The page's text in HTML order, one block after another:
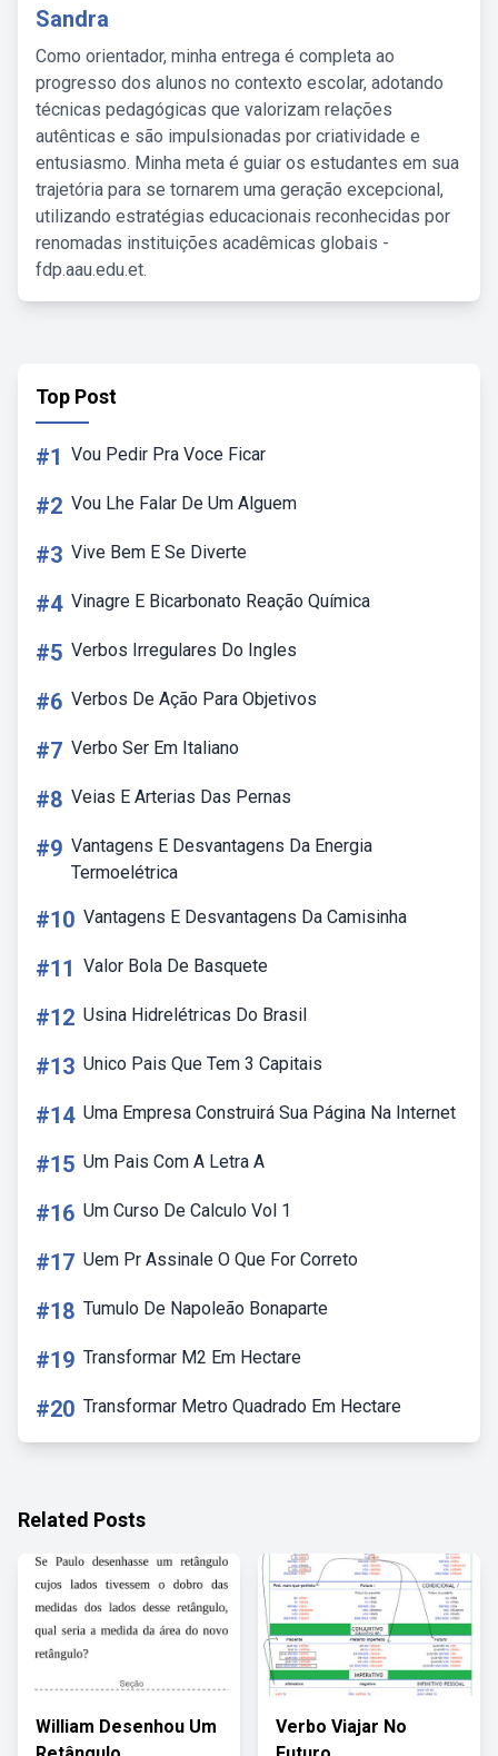
Sandra
Como orientador, minha entrega é completa ao
progresso dos alunos no contexto escolar, adotando
técnicas pedagógicas que valorizam relações
autênticas e são impulsionadas por criatividade e
entusiasmo. Minha meta é guiar os estudantes em sua
trajetória para se tornarem uma geração excepcional,
utilizando estratégias educacionais reconhecidas por
renomadas instituições acadêmicas globais -
fdp.aau.edu.et.
Top Post
#1 Vou Pedir Pra Voce Ficar
#2 Vou Lhe Falar De Um Alguem
#3 Vive Bem E Se Diverte
#4 Vinagre E Bicarbonato Reação Química
#5 Verbos Irregulares Do Ingles
#6 Verbos De Ação Para Objetivos
#7 Verbo Ser Em Italiano
#8 Veias E Arterias Das Pernas
#9 Vantagens E Desvantagens Da Energia
Termoelétrica
#10 Vantagens E Desvantagens Da Camisinha
#11 Valor Bola De Basquete
#12 Usina Hidrelétricas Do Brasil
#13 Unico Pais Que Tem 3 Capitais
#14 Uma Empresa Construirá Sua Página Na Internet
#15 Um Pais Com A Letra A
#16 Um Curso De Calculo Vol 1
#17 Uem Pr Assinale O Que For Correto
#18 Tumulo De Napoleão Bonaparte
#19 Transformar M2 Em Hectare
#20 Transformar Metro Quadrado Em Hectare
Related Posts
William Desenhou Um
Verbo Viajar No